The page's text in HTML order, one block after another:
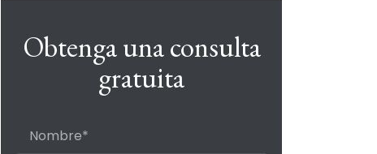
Obtenga una consulta
gratuita